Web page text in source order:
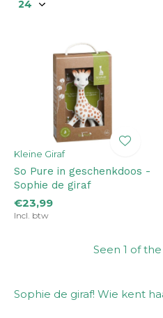
Kleine Giraf
So Pure in geschenkdoos -
Sophie de giraf
€23,99
Incl. btw
Seen 1 of
Sophie de giraf! Wie kent